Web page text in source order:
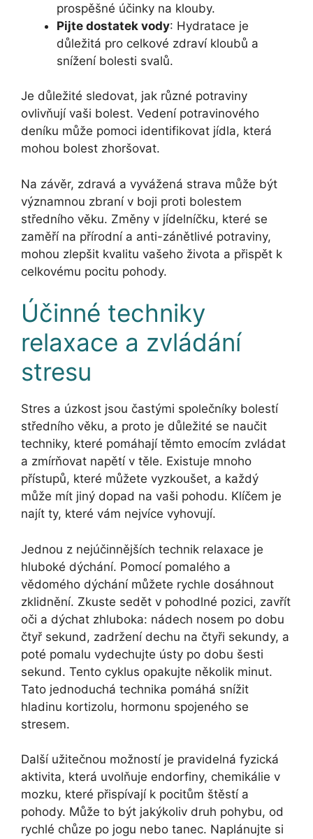
prospěšné účinky na klouby.
Pijte dostatek vody: Hydratace je
důležitá pro celkové zdraví kloubů a
snížení bolesti svalů.
Je důležité sledovat, jak různé potraviny
ovlivňují vaši bolest. Vedení potravinového
deníku může pomoci identifikovat jídla, která
mohou bolest zhoršovat.
Na závěr, zdravá a vyvážená strava může být
významnou zbraní v boji proti bolestem
středního věku. Změny v jídelníčku, které se
zaměří na přírodní a anti-zánětlivé potraviny,
mohou zlepšit kvalitu vašeho života a přispět k
celkovému pocitu pohody.
Účinné techniky
relaxace a zvládání
stresu
Stres a úzkost jsou častými společníky bolestí
středního věku, a proto je důležité se naučit
techniky, které pomáhají těmto emocím zvládat
a zmírňovat napětí v těle. Existuje mnoho
přístupů, které můžete vyzkoušet, a každý
může mít jiný dopad na vaši pohodu. Klíčem je
najít ty, které vám nejvíce vyhovují.
Jednou z nejúčinnějších technik relaxace je
hluboké dýchání. Pomocí pomalého a
vědomého dýchání můžete rychle dosáhnout
zklidnění. Zkuste sedět v pohodlné pozici, zavřít
oči a dýchat zhluboka: nádech nosem po dobu
čtyř sekund, zadržení dechu na čtyři sekundy, a
poté pomalu vydechujte ústy po dobu šesti
sekund. Tento cyklus opakujte několik minut.
Tato jednoduchá technika pomáhá snížit
hladinu kortizolu, hormonu spojeného se
stresem.
Další užitečnou možností je pravidelná fyzická
aktivita, která uvolňuje endorfiny, chemikálie v
mozku, které přispívají k pocitům štěstí a
pohody. Může to být jakýkoliv druh pohybu, od
rychlé chůze po jogu nebo tanec. Naplánujte si